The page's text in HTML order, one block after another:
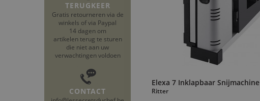
TERUGKEER
Gratis retourneren via de
winkels of via Paypal
14 dagen om
artikelen terug te sturen
die niet aan uw
verwachtingen voldoen
CONTACT
Elexa 7 Inklapbaar Snijmachine
Ritter